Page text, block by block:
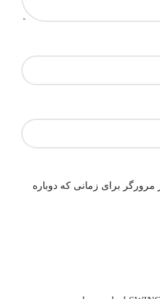
برای زمانی که دوباره